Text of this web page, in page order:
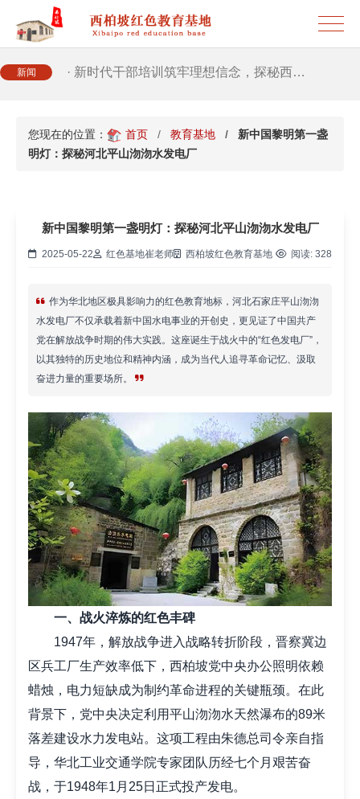
新闻
· 筑牢新时代干部信仰根基 西柏坡3招给…
· 新时代干部培训筑牢理想信念，探秘西…
您现在的位置： 首页 教育基地
新中国黎明第一盏
明灯：探秘河北平山沕沕水发电厂
新中国黎明第一盏明灯：探秘河北平山沕沕水发电厂
2025-05-22 红色基地崔老师 西柏坡红色教育基地 阅读: 328
作为华北地区极具影响力的红色教育地标，河北石家庄平山沕沕
水发电厂不仅承载着新中国水电事业的开创史，更见证了中国共产
党在解放战争时期的伟大实践。这座诞生于战火中的“红色发电厂”，
以其独特的历史地位和精神内涵，成为当代人追寻革命记忆、汲取
奋进力量的重要场所。
一、战火淬炼的红色丰碑
1947年，解放战争进入战略转折阶段，晋察冀边
区兵工厂生产效率低下，西柏坡党中央办公照明依赖
蜡烛，电力短缺成为制约革命进程的关键瓶颈。在此
背景下，党中央决定利用平山沕沕水天然瀑布的89米
落差建设水力发电站。这项工程由朱德总司令亲自指
导，华北工业交通学院专家团队历经七个月艰苦奋
战，于1948年1月25日正式投产发电。